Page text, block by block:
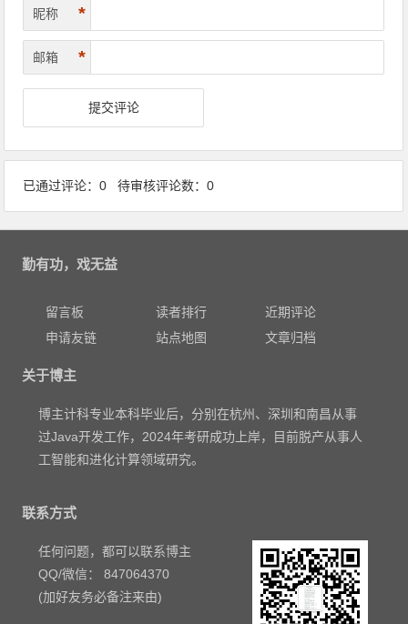
昵称 *
邮箱 *
已通过评论：0 待审核评论数：0
勤有功，戏无益
留言板 读者排行
近期评论
申请友链
站点地图 文章归档
关于博主
博主计科专业本科毕业后，分别在杭州、深圳和南昌从事
过Java开发工作，2024年考研成功上岸，目前脱产从事人
工智能和进化计算领域研究。
联系方式
任何问题，都可以联系博主
QQ/微信： 847064370
(加好友务必备注来由)